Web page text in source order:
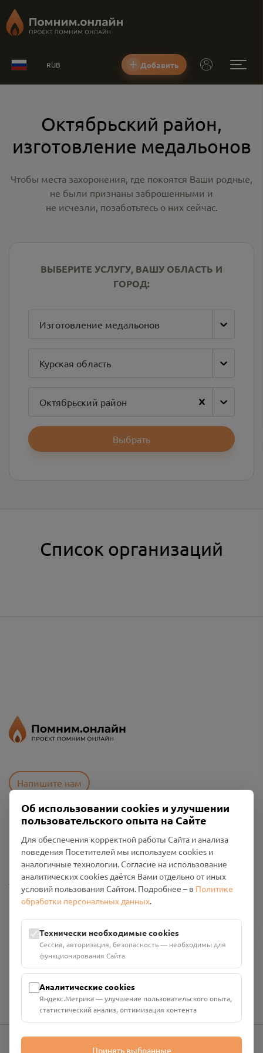
RUB Добавить
Октябрьский район,
изготовление медальонов
Чтобы места захоронения, где покоятся Ваши родные,
не были признаны заброшенными и
не исчезли, позаботьтесь о них сейчас.
ВЫБЕРИТЕ УСЛУГУ, ВАШУ ОБЛАСТЬ И
ГОРОД:
Изготовление медальонов
Курская область
Октябрьский район
Выбрать
Список организаций
Напишите нам
Политика конфиденциальности
Промо-материалы
Настройки cookies
Общество с ограниченной ответственностью «Смоленский
Проект Помним»
ИНН: 6700029207 ОГРН: 1256700001986
Юридический адрес: 216790, Смоленская область, р-н
Руднянский, г. Рудня, улица Западная, д. 26А, пом. 18
Номер счёта: 40702810901130004287 в АО "АЛЬФА-БАНК"
Об использовании cookies и улучшении
пользовательского опыта на Сайте
Для обеспечения корректной работы Сайта и анализа
поведения Посетителей мы используем cookies и
аналогичные технологии. Согласие на использование
аналитических cookies даётся Вами отдельно от иных
условий пользования Сайтом. Подробнее – в Политике
обработки персональных данных.
Технически необходимые cookies
Сессия, авторизация, безопасность — необходимы для
функционирования Сайта
Аналитические cookies
Яндекс.Метрика — улучшение пользовательского опыта,
статистический анализ, оптимизация контента
Принять выбранные